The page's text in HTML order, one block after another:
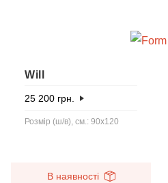
Will
25 200 грн.
Розмір (ш/в), см.: 90x120
В наявності